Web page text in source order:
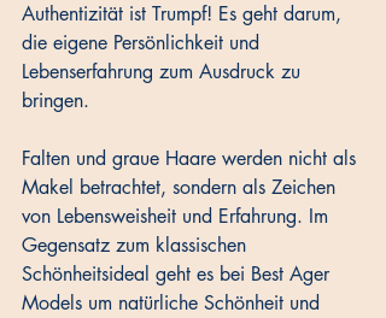
Authentizität ist Trumpf! Es geht darum,
die eigene Persönlichkeit und
Lebenserfahrung zum Ausdruck zu
bringen.
Falten und graue Haare werden nicht als
Makel betrachtet, sondern als Zeichen
von Lebensweisheit und Erfahrung. Im
Gegensatz zum klassischen
Schönheitsideal geht es bei Best Ager
Models um natürliche Schönheit und